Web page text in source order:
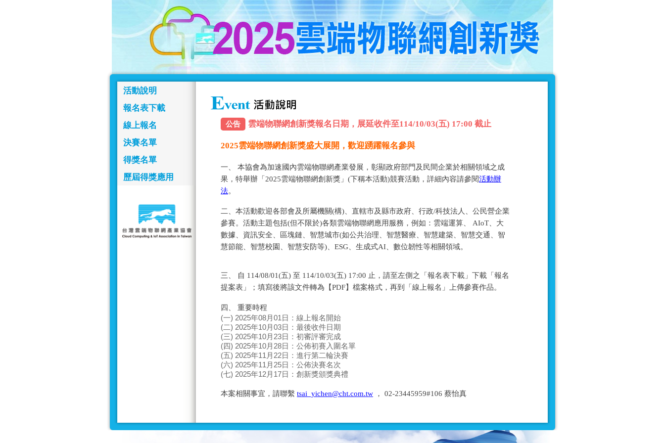
活動說明
報名表下載
線上報名
決賽名單
得獎名單
歷屆得獎應用
公告 雲端物聯網創新獎報名日期，展延收件至114/10/03(五) 17:00 截止
2025雲端物聯網創新獎盛大展開，歡迎踴躍報名參與
一、 本協會為加速國內雲端物聯網產業發展，彰顯政府部門及民間企業於相關領域之成
果，特舉辦「2025雲端物聯網創新獎」(下稱本活動)競賽活動，詳細內容請參閱活動辦
法。
二、本活動歡迎各部會及所屬機關(構)、直轄市及縣市政府、行政/科技法人、公民營企業
參賽。活動主題包括(但不限於)各類雲端物聯網應用服務，例如：雲端運算、 AIoT、大
數據、資訊安全、區塊鏈、智慧城市(如公共治理、智慧醫療、智慧建築、智慧交通、智
慧節能、智慧校園、智慧安防等)、ESG、生成式AI、數位韌性等相關領域。
三、 自 114/08/01(五) 至 114/10/03(五) 17:00 止，請至左側之「報名表下載」下載「報名
提案表」；填寫後將該文件轉為【PDF】檔案格式，再到「線上報名」上傳參賽作品。
四、 重要時程
(一) 2025年08月01日：線上報名開始
(二) 2025年10月03日：最後收件日期
(三) 2025年10月23日：初審評審完成
(四) 2025年10月28日：公佈初賽入圍名單
(五) 2025年11月22日：進行第二輪決賽
(六) 2025年11月25日：公佈決賽名次
(七) 2025年12月17日：創新獎頒獎典禮
本案相關事宜，請聯繫 tsai_yichen@cht.com.tw ， 02-23445959#106 蔡怡真